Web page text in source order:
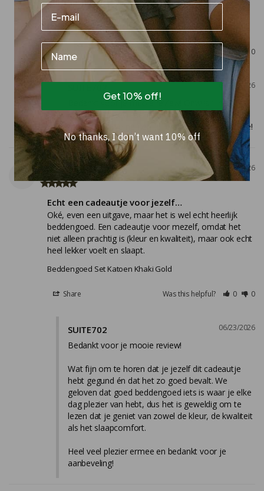
veranderd worden!
Dekbedovertrek Katoen Sky Blue
0 0
07/21/2026
Bedankt voor je mooie review! Onwijs fijn om te
horen dat je tevreden bent met de kleuren en
materialen. We nemen je feedback uiteraard mee!
06/23/2026
Ester
Echt een cadeautje voor jezelf…
Oké, even een uitgave, maar het is wel echt heerlijk
beddengoed. Een cadeautje voor mezelf, omdat het
niet alleen prachtig is (kleur en kwaliteit), maar ook echt
heel lekker voelt en slaapt.
Beddengoed Set Katoen Khaki Gold
Share Was this helpful? 0 0
06/23/2026
SUITE702
Bedankt voor je mooie review!
Wat fijn om te horen dat je jezelf dit cadeautje
hebt gegund én dat het zo goed bevalt. We
geloven dat goed beddengoed iets is waar je elke
dag plezier van hebt, dus het is geweldig om te
lezen dat je geniet van zowel de kleur, de kwaliteit
als het slaapcomfort.
Heel veel plezier ermee en bedankt voor je
aanbeveling!
Name
Get 10% off!
No thanks, I don’t want 10% off